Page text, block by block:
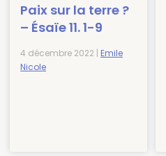
Paix sur la terre ?
– Ésaïe 11. 1-9
4 décembre 2022 | Emile
Nicole